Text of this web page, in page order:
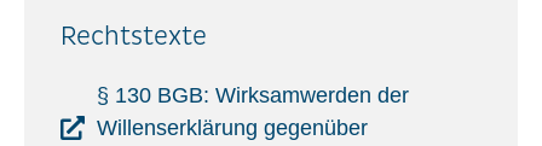
Rechtstexte
§ 130 BGB: Wirksamwerden der
Willenserklärung gegenüber